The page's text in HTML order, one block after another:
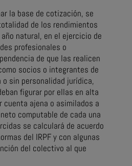
la base de cotización, se
de los rendimientos
natural, en el ejercicio de
profesionales o
de que las realicen
socios o integrantes de
sin personalidad jurídica,
figurar por ellas en alta
cuenta ajena o asimilados a
computable de cada una
se calculará de acuerdo
del IRPF y con algunas
del colectivo al que